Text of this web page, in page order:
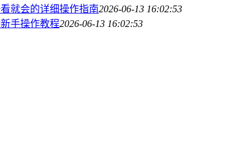
就会的详细操作指南2026-06-13 16:02:53
手操作教程2026-06-13 16:02:53